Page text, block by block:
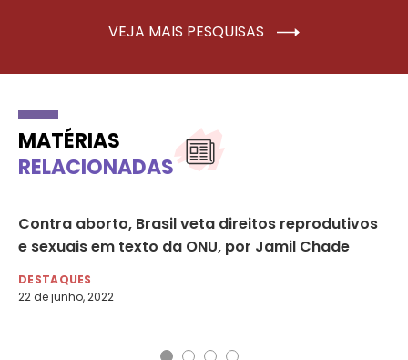
VEJA MAIS PESQUISAS
MATÉRIAS
RELACIONADAS
Contra aborto, Brasil veta direitos reprodutivos
e sexuais em texto da ONU, por Jamil Chade
DESTAQUES
22 de junho, 2022